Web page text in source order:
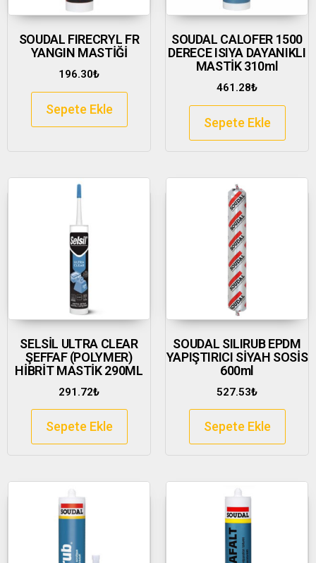
SOUDAL FIRECRYL FR
YANGIN MASTİĞİ
196.30₺
Sepete Ekle
SOUDAL CALOFER 1500
DERECE ISIYA DAYANIKLI
MASTİK 310ml
461.28₺
Sepete Ekle
SELSİL ULTRA CLEAR
ŞEFFAF (POLYMER)
HİBRİT MASTİK 290ML
291.72₺
Sepete Ekle
SOUDAL SILIRUB EPDM
YAPIŞTIRICI SİYAH SOSİS
600ml
527.53₺
Sepete Ekle